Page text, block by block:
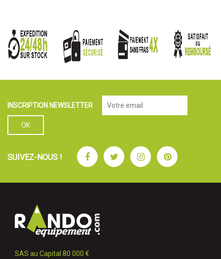
INSCRIPTION NEWSLETTER
SUIVEZ-NOUS ! FacebookTwitterInstagramPinterest
SAS au Capital 80 000 €